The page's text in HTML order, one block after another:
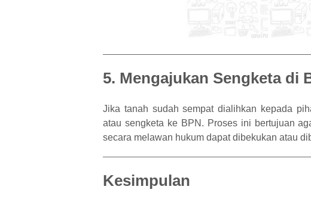
5. Mengajukan Sengketa di
Jika tanah sudah sempat dialihkan kepada
atau sengketa ke BPN. Proses ini bertujuan
secara melawan hukum dapat dibekukan atau
Kesimpulan